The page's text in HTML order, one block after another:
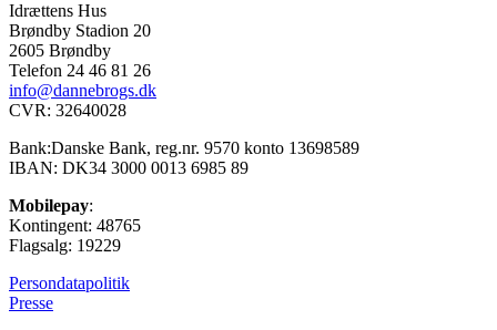
Idrættens Hus
Brøndby Stadion 20
2605 Brøndby
Telefon 24 46 81 26
info@dannebrogs.dk
CVR: 32640028
Bank:Danske Bank, reg.nr. 9570 konto 13698589
IBAN: DK34 3000 0013 6985 89
Mobilepay:
Kontingent: 48765
Flagsalg: 19229
Persondatapolitik
Presse